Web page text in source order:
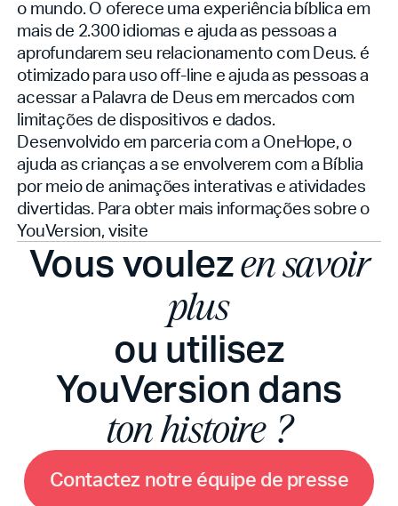
o mundo. O oferece uma experiência bíblica em
mais de 2.300 idiomas e ajuda as pessoas a
aprofundarem seu relacionamento com Deus. é
otimizado para uso off-line e ajuda as pessoas a
acessar a Palavra de Deus em mercados com
limitações de dispositivos e dados.
Desenvolvido em parceria com a OneHope, o
ajuda as crianças a se envolverem com a Bíblia
por meio de animações interativas e atividades
divertidas. Para obter mais informações sobre o
YouVersion, visite
Vous voulezen savoir
plus
ou utilisez
YouVersion dans
ton histoire ?
Contactez notre équipe de presse